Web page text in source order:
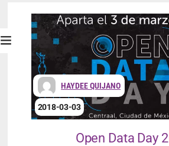
HAYDEE QUIJANO
2018-03-03
Open Data Day